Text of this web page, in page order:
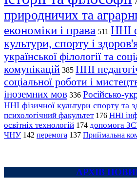
природничих та
економіки і права 511 ННІ
культури, спорту і
української філології та
комунікацій 385 ННІ
соціальної роботи і
іноземних мов 336 Російсько-
ННІ фізичної культури спорту та
психологічний факультет 176 ННІ
освітніх технологій 174 допомога
ЧНУ 142 перемога 137 Приймальна
АРХІВ